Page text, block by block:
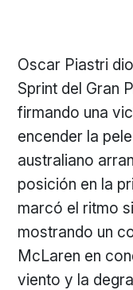
Oscar Piastri
Sprint del Gran
firmando una
encender la
australiano
posición en la
marcó el ritmo
mostrando un
McLaren en
viento y la